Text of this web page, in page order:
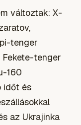
változtak: X-
tenger
tenger
160
időt és
az Ukrajinka